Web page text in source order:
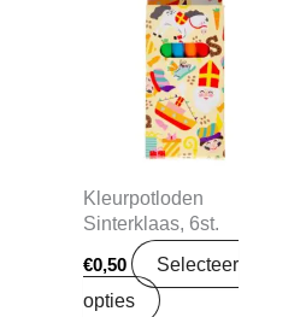
Kleurpotloden
Sinterklaas, 6st.
€0,50
Selecteer
opties